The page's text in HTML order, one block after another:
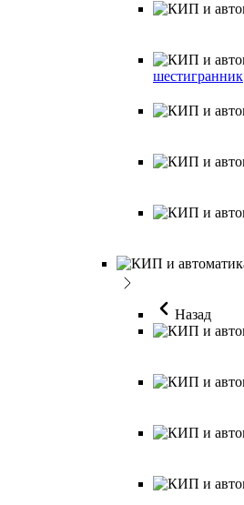
шестигранник
Назад